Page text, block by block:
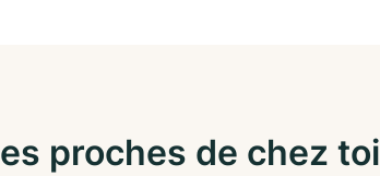
proches de chez toi